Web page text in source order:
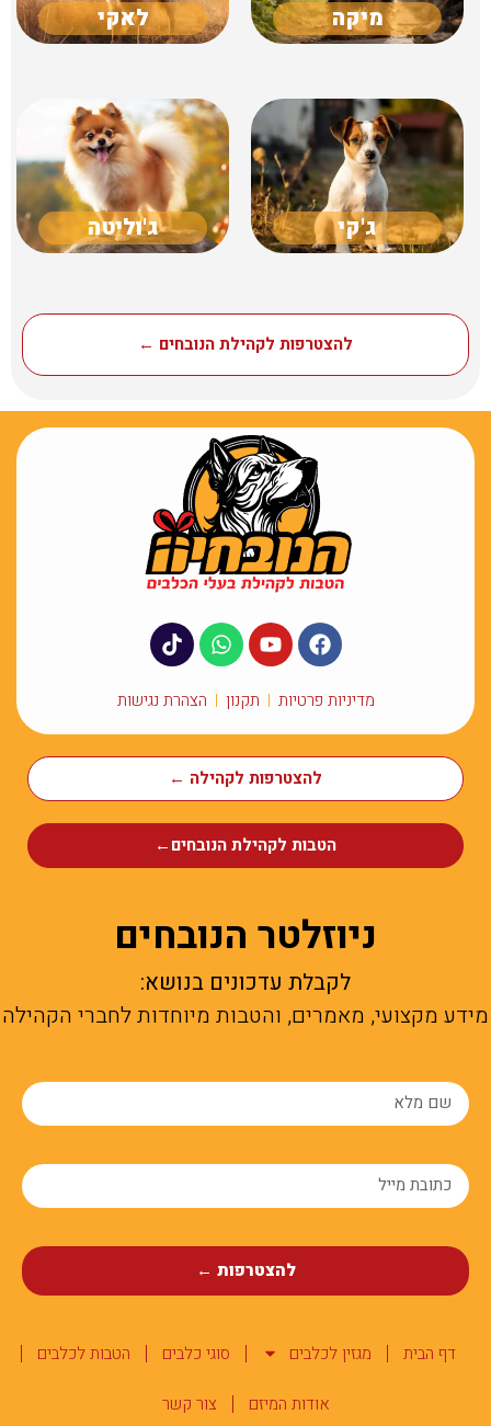
מיקה לאקי
ג'קי ג'וליטה
להצטרפות לקהילת הנובחים ←
מדיניות פרטיות תקנון הצהרת נגישות
להצטרפות לקהילה ←
הטבות לקהילת הנובחים←
ניוזלטר הנובחים
לקבלת עדכונים בנושא:
מידע מקצועי, מאמרים, והטבות מיוחדות לחברי הקהילה
להצטרפות ←
דף הבית מגזין לכלבים סוגי כלבים הטבות לכלבים
אודות המיזם צור קשר